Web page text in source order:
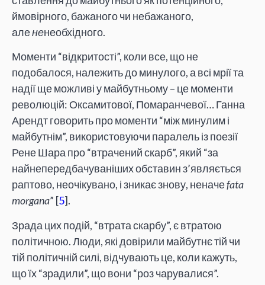
ймовірного, бажаного чи небажаного,
алененеобхідного.
Моменти “відкритості”, коли все, що не
подобалося, належить до минулого, а всі мрії та
надії ще можливі у майбутньому – це моменти
революцій: Оксамитової, Помаранчевої… Ганна
Арендт говорить про моменти “між минулим і
майбутнім”, використовуючи паралель із поезії
Рене Шара про “втрачений скарб”, який “за
найнепередбачуваніших обставин з’являється
раптово, неочікувано, і зникає знову, неначеfata
morgana” [5].
Зрада цих подій, “втрата скарбу”, є втратою
політичною. Люди, які довірили майбутнє тій чи
тій політичній силі, відчувають це, коли кажуть,
що їх “зрадили”, що вони “роз чарувалися”.